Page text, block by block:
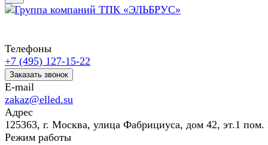
Телефоны
+7 (495) 127-15-22
Заказать звонок
E-mail
zakaz@elled.su
Адрес
125363, г. Москва, улица Фабрициуса, дом 42, эт.1
Режим работы